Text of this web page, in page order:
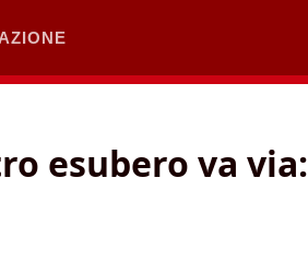
esubero va via: